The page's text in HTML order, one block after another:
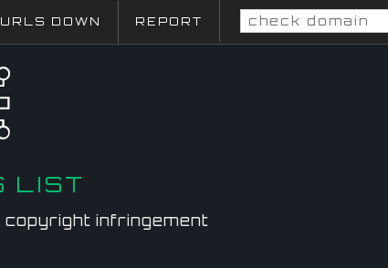
URLS DOWN REPORT
LIST
infringement